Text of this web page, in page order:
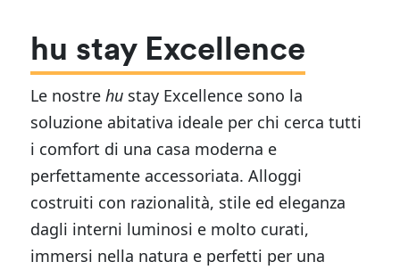
hu stay Excellence
Le nostrehu stay Excellence sono la
soluzione abitativa ideale per chi cerca tutti
i comfort di una casa moderna e
perfettamente accessoriata. Alloggi
costruiti con razionalità, stile ed eleganza
dagli interni luminosi e molto curati,
immersi nella natura e perfetti per una